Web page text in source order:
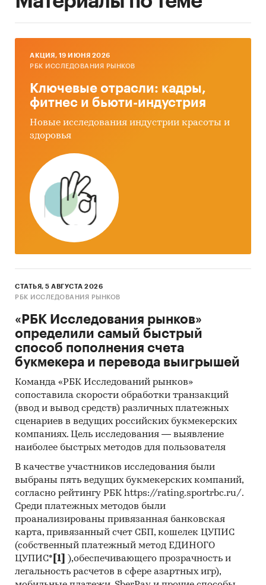
AКЦИЯ, 19 ИЮНЯ 2026
РБК ИССЛЕДОВАНИЯ РЫНКОВ
Ключевые отрасли: кадры,
фитнес и бьюти-индустрия
Новые исследования индустрии красоты и
здоровья
СТАТЬЯ, 5 АВГУСТА 2026
РБК ИССЛЕДОВАНИЯ РЫНКОВ
«РБК Исследования рынков»
определили самый быстрый
способ пополнения счета
букмекера и перевода выигрышей
Команда «РБК Исследований рынков»
сопоставила скорости обработки транзакций
(ввод и вывод средств) различных платежных
сценариев в ведущих российских букмекерских
компаниях. Цель исследования — выявление
наиболее быстрых методов для пользователя
В качестве участников исследования были
выбраны пять ведущих букмекерских компаний,
согласно рейтингу РБК https://rating.sportrbc.ru/.
Среди платежных методов были
проанализированы привязанная банковская
карта, привязанный счет СБП, кошелек ЦУПИС
(собственный платежный метод ЕДИНОГО
ЦУПИС* [1]
),обеспечивающего прозрачность и
легальность расчетов в сфере азартных игр),